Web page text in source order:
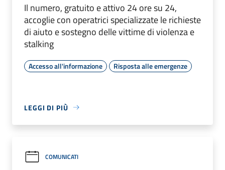
Il numero, gratuito e attivo 24 ore su 24,
accoglie con operatrici specializzate le richieste
di aiuto e sostegno delle vittime di violenza e
stalking
Accesso all'informazione Risposta alle emergenze
LEGGI DI PIÙ
COMUNICATI